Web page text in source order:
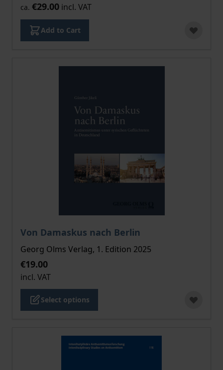
ca. €29.00 incl. VAT
Add to Cart
Von Damaskus nach Berlin
The price depends on the options chosen on the
Georg Olms Verlag, 1. Edition 2025
€19.00
incl. VAT
Select options